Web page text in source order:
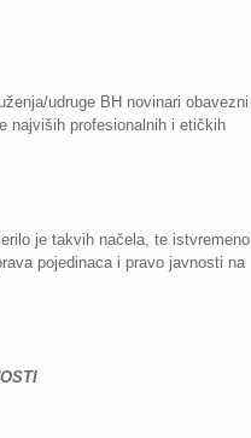
udruge BH novinari obavezni
najviših profesionalnih i etičkih
je takvih načela, te istvremeno
pojedinaca i pravo javnosti na